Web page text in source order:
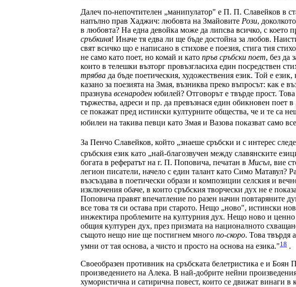
Далеч по-непочтителен „манипулатор" е П. П. Славейков в
напълно прав Хаджич: любовта на Змайовите Рози,
в любовта? На една девойка може да липсва всичко, с което
сръбкиня! Иначе тя едва ли ще бъде достойна за любов.
свят всичко що е написано в стихове е поезия, стига тия
не само като поет, но комай и като пръв сръбски поет, без да
които в телешки възторг провъзгласиха един посредствен
трябва да бъде поетическия, художествения език. Той е
казано за поезията на Змая, възниква преко въпросът: как е
празнува всенароден юбилей? Отговорът е твърде прост.
тържества, адреси и пр. да превъзнася един обикновен
се покажат пред истински културните общества, че и те са
юбилеи на такива певци като Змая и Вазова показват само
За Пенчо Славейков, който „знаеше сръбски и с интерес
сръбския език като „най-благозвучен между славянските
богата в рефератът на г. П. Поповича, печатан в Мисъл, вие
легион писатели, начело с един талант като Симо Матавул?
възсъздава в поетически образи и композиции селския и
изключения обаче, в които сръбския творчески дух не е
Поповича правят впечатление по разен начин повтаряните
все това тя си остава при старото. Нещо „ново", истински
инжектира проблемите на културния дух. Нещо ново и ценно
общия културен дух, през призмата на националното
същото нещо ние ще постигнем много по-скоро. Това твърдя
умни от тая основа, а чисто и просто на основа на езика."18 .
Своеобразен противник на сръбската белетристика е и
произведението на Алека. В най-добрите нейни
хумористична и сатирична повест, които се движат винаги в